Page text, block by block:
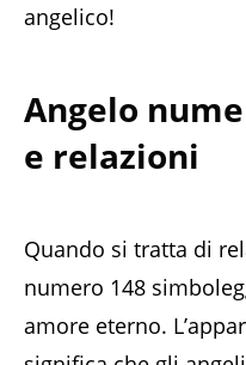
angelico!
Angelo
e relazioni
Quando si tratta di
numero 148
amore eterno.